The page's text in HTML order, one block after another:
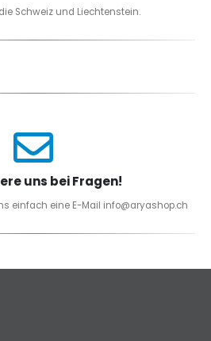
Schweiz und Liechtenstein.
uns bei Fragen!
einfach eine E-Mail info@aryashop.ch